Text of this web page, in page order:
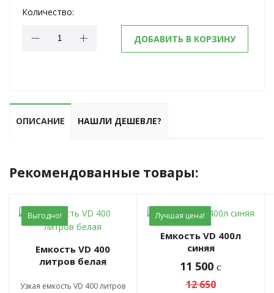
Количество:
ДОБАВИТЬ В КОРЗИНУ
ОПИСАНИЕ НАШЛИ ДЕШЕВЛЕ?
Рекомендованные товары:
Выгодно!
Емкость VD 400
литров белая
Узкая емкость VD 400 литров
Лучшая цена!
Емкость VD 400л
синяя
11 500 c
12 650